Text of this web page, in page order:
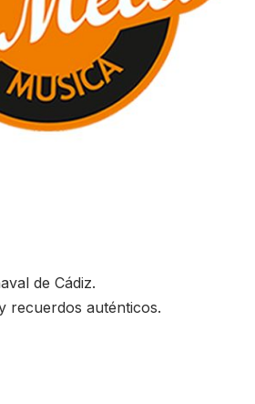
de Cádiz.
recuerdos auténticos.